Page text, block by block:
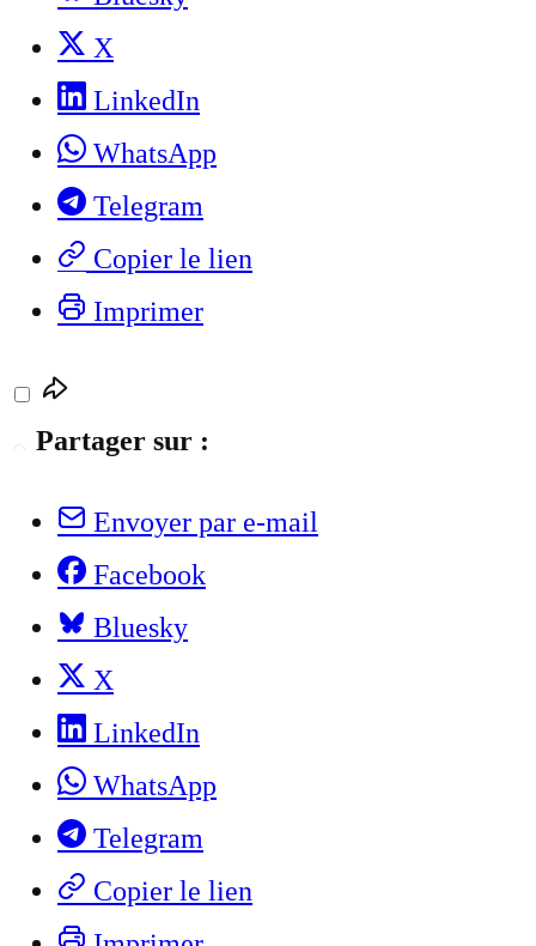
X
LinkedIn
WhatsApp
Telegram
Copier le lien
Imprimer
Partager sur :
Envoyer par e-mail
Facebook
Bluesky
X
LinkedIn
WhatsApp
Telegram
Copier le lien